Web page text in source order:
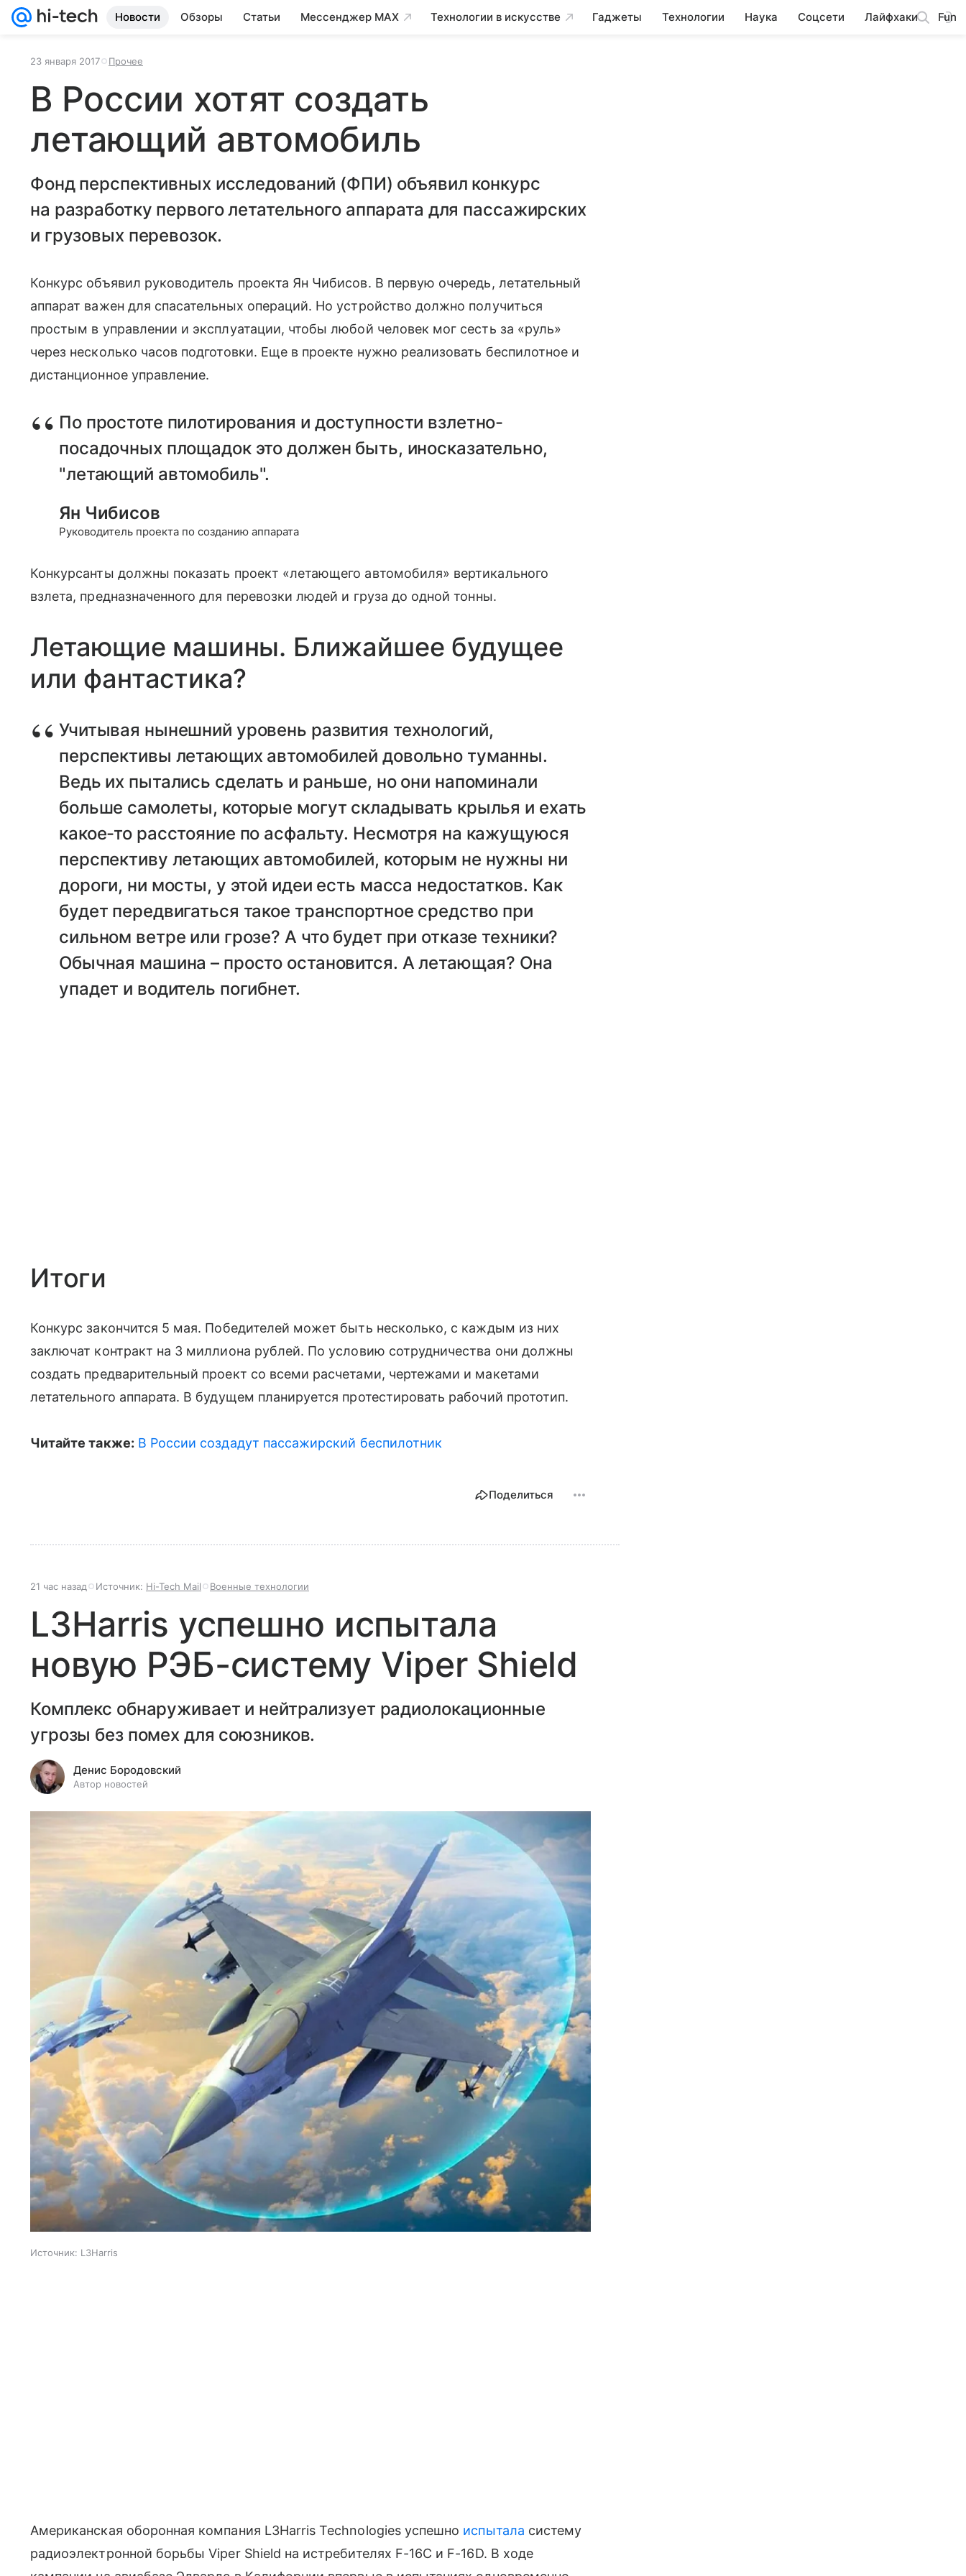
Новости Обзоры Статьи Мессенджер MAX Технологии в искусстве Гаджеты Технологии Наука Соцсети Лайфхаки Fun
23 января 2017 Прочее
В России хотят создать
летающий автомобиль
Фонд перспективных исследований (ФПИ) объявил конкурс
на разработку первого летательного аппарата для пассажирских
и грузовых перевозок.
Конкурс объявил руководитель проекта Ян Чибисов. В первую очередь, летательный
аппарат важен для спасательных операций. Но устройство должно получиться
простым в управлении и эксплуатации, чтобы любой человек мог сесть за «руль»
через несколько часов подготовки. Еще в проекте нужно реализовать беспилотное и
дистанционное управление.
По простоте пилотирования и доступности взлетно-
посадочных площадок это должен быть, иносказательно,
"летающий автомобиль".
Ян Чибисов
Руководитель проекта по созданию аппарата
Конкурсанты должны показать проект «летающего автомобиля» вертикального
взлета, предназначенного для перевозки людей и груза до одной тонны.
Летающие машины. Ближайшее будущее
или фантастика?
Учитывая нынешний уровень развития технологий,
перспективы летающих автомобилей довольно туманны.
Ведь их пытались сделать и раньше, но они напоминали
больше самолеты, которые могут складывать крылья и ехать
какое-то расстояние по асфальту. Несмотря на кажущуюся
перспективу летающих автомобилей, которым не нужны ни
дороги, ни мосты, у этой идеи есть масса недостатков. Как
будет передвигаться такое транспортное средство при
сильном ветре или грозе? А что будет при отказе техники?
Обычная машина – просто остановится. А летающая? Она
упадет и водитель погибнет.
Итоги
Конкурс закончится 5 мая. Победителей может быть несколько, с каждым из них
заключат контракт на 3 миллиона рублей. По условию сотрудничества они должны
создать предварительный проект со всеми расчетами, чертежами и макетами
летательного аппарата. В будущем планируется протестировать рабочий прототип.
Читайте также: В России создадут пассажирский беспилотник
Поделиться
21 час назад Источник: Hi-Tech Mail Военные технологии
L3Harris успешно испытала
новую РЭБ-систему Viper Shield
Комплекс обнаруживает и нейтрализует радиолокационные
угрозы без помех для союзников.
Денис Бородовский
Автор новостей
Источник: L3Harris
Американская оборонная компания L3Harris Technologies успешно испытала систему
радиоэлектронной борьбы Viper Shield на истребителях F-16C и F-16D. В ходе